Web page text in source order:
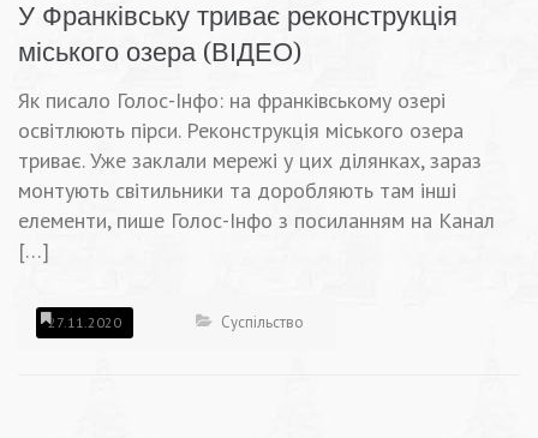
У Франківську триває реконструкція
міського озера (ВІДЕО)
Як писало Голос-Інфо: на франківському озері
освітлюють пірси. Реконструкція міського озера
триває. Уже заклали мережі у цих ділянках, зараз
монтують світильники та доробляють там інші
елементи, пише Голос-Інфо з посиланням на Канал
[…]
27.11.2020 Суспільство